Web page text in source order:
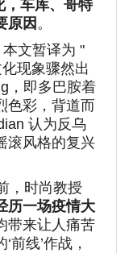
车库、哥特
原因。
文暂译为 "
现象骤然出
，即多巴胺着
彩，背道而
认为反乌
滚风格的复兴
，时尚教授
历一场疫情大
带来让人痛苦
前线’作战，